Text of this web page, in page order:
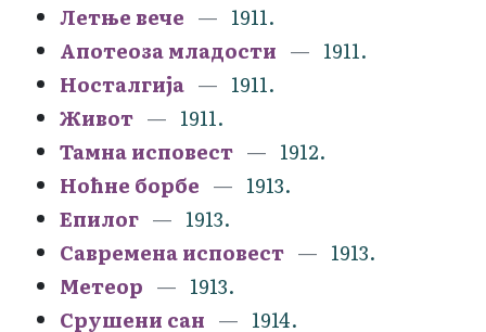
Летње вече
1911.
Апотеоза младости
1911.
Носталгија
1911.
Живот
1911.
Тамна исповест
1912.
Ноћне борбе
1913.
Епилог
1913.
Савремена исповест
1913.
Метеор
1913.
Срушени сан
1914.